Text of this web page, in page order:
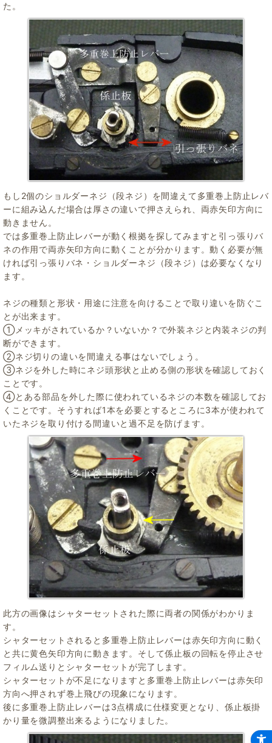
た。
もし2個のショルダーネジ（段ネジ）を間違えて多重巻上防止レバ
ーに組み込んだ場合は厚さの違いで押さえられ、両赤矢印方向に
動きません。
では多重巻上防止レバーが動く根拠を探してみますと引っ張りバ
ネの作用で両赤矢印方向に動くことが分かります。動く必要が無
ければ引っ張りバネ・ショルダーネジ（段ネジ）は必要なくなり
ます。
ネジの種類と形状・用途に注意を向けることで取り違いを防ぐこ
とが出来ます。
①メッキがされているか？いないか？で外装ネジと内装ネジの判
断ができます。
②ネジ切りの違いを間違える事はないでしょう。
③ネジを外した時にネジ頭形状と止める側の形状を確認しておく
ことです。
④とある部品を外した際に使われているネジの本数を確認してお
くことです。そうすれば1本を必要とするところに3本が使われて
いたネジを取り付ける間違いと過不足を防げます。
此方の画像はシャターセットされた際に両者の関係がわかりま
す。
シャターセットされると多重巻上防止レバーは赤矢印方向に動く
と共に黄色矢印方向に動きます。そして係止板の回転を停止させ
フィルム送りとシャターセットが完了します。
シャターセットが不足になりますと多重巻上防止レバーは赤矢印
方向へ押されず巻上飛びの現象になります。
後に多重巻上防止レバーは3点構成に仕様変更となり、係止板掛
かり量を微調整出来るようになりました。